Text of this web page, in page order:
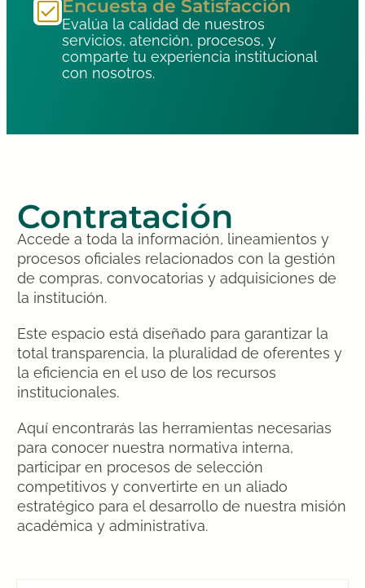
Encuesta de Satisfacción
Evalúa la calidad de nuestros
servicios, atención, procesos, y
comparte tu experiencia institucional
con nosotros.
Contratación
Accede a toda la información, lineamientos y
procesos oficiales relacionados con la gestión
de compras, convocatorias y adquisiciones de
la institución.
Este espacio está diseñado para garantizar la
total transparencia, la pluralidad de oferentes y
la eficiencia en el uso de los recursos
institucionales.
Aquí encontrarás las herramientas necesarias
para conocer nuestra normativa interna,
participar en procesos de selección
competitivos y convertirte en un aliado
estratégico para el desarrollo de nuestra misión
académica y administrativa.